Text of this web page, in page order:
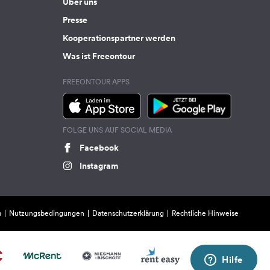
Presse
Kooperationspartner werden
Was ist Freeontour
FREEONTOUR APPS
FOLGE UNS AUF SOCIAL MEDIA
Facebook
Instagram
Nutzungsbedingungen Datenschutzerklärung Rechtliche Hinweise
Hilfe